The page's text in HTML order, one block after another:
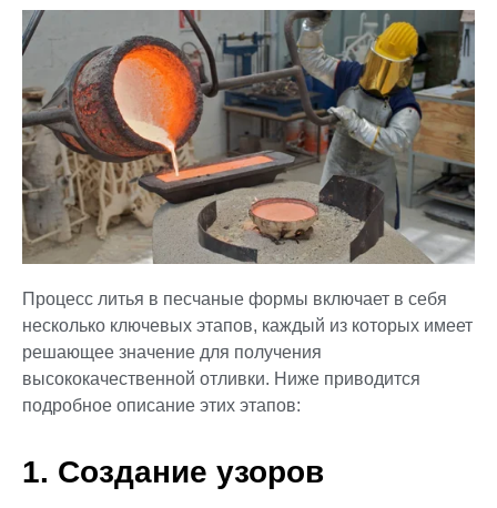
Процесс литья в песчаные формы включает в себя
несколько ключевых этапов, каждый из которых имеет
решающее значение для получения
высококачественной отливки. Ниже приводится
подробное описание этих этапов:
1. Создание узоров